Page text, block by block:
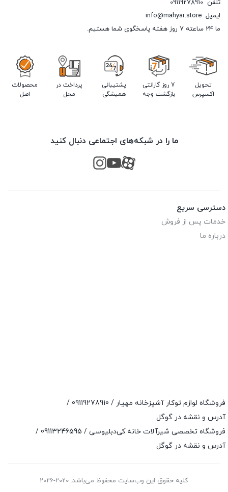
تلفن 09119278910
ایمیل info@mahyar.store
ما 24 ساعته 7 روز هفته پاسخگوی شما هستیم.
تحویل
اکسپرس
7 روز گارانتی
بازگشت وجه
پشتیبانی
همیشگی
پرداخت در
محل
محصولات
اصل
ما را در شبکه‌های اجتماعی دنبال کنید
دسترسی سریع
خدمات پس از فروش
درباره ما
فروشگاه لوازم توکار آشپزخانه مهیار / 09119278910
/
آدرس و نقشه در گوگل
فروشگاه تخصصی شیرآلات خانه کی‌دبلیوسی / 09113246595
/
آدرس و نقشه در گوگل
کلیه حقوق این وب‌سایت محفوظ می‌باشد. 2020-2026